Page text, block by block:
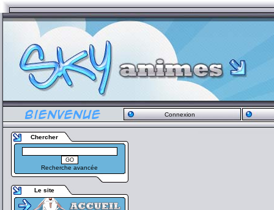
Connexion
Chercher
Recherche avancée
Le site